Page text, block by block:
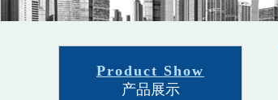
Product Show
产品展示